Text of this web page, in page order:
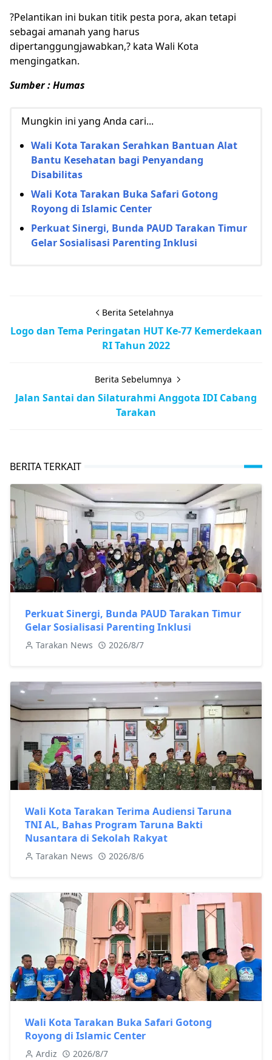
?Pelantikan ini bukan titik pesta pora, akan tetapi
sebagai amanah yang harus
dipertanggungjawabkan,? kata Wali Kota
mengingatkan.
Sumber : Humas
Mungkin ini yang Anda cari...
Wali Kota Tarakan Serahkan Bantuan Alat
Bantu Kesehatan bagi Penyandang
Disabilitas
Wali Kota Tarakan Buka Safari Gotong
Royong di Islamic Center
Perkuat Sinergi, Bunda PAUD Tarakan Timur
Gelar Sosialisasi Parenting Inklusi
Berita Setelahnya
Logo dan Tema Peringatan HUT Ke-77 Kemerdekaan
RI Tahun 2022
Berita Sebelumnya
Jalan Santai dan Silaturahmi Anggota IDI Cabang
Tarakan
BERITA TERKAIT
Perkuat Sinergi, Bunda PAUD Tarakan Timur
Gelar Sosialisasi Parenting Inklusi
Tarakan News 2026/8/7
Wali Kota Tarakan Terima Audiensi Taruna
TNI AL, Bahas Program Taruna Bakti
Nusantara di Sekolah Rakyat
Tarakan News 2026/8/6
Wali Kota Tarakan Buka Safari Gotong
Royong di Islamic Center
Ardiz 2026/8/7